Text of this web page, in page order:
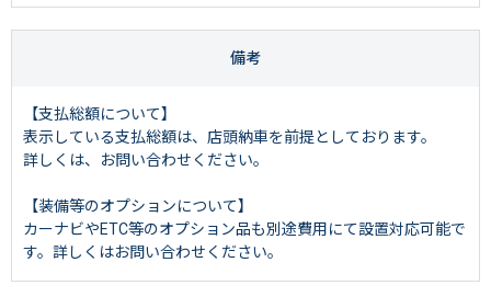
備考
【支払総額について】
表示している支払総額は、店頭納車を前提としております。
詳しくは、お問い合わせください。
【装備等のオプションについて】
カーナビやETC等のオプション品も別途費用にて設置対応可能で
す。詳しくはお問い合わせください。